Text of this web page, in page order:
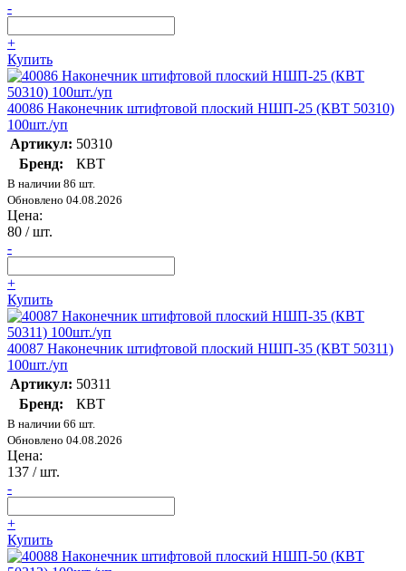
-
+
Купить
40086 Наконечник штифтовой плоский НШП-25 (КВТ 50310)
100шт./уп
Артикул: 50310
Бренд:
КВТ
В наличии 86 шт.
Обновлено 04.08.2026
Цена:
80 / шт.
-
+
Купить
40087 Наконечник штифтовой плоский НШП-35 (КВТ 50311)
100шт./уп
Артикул: 50311
Бренд:
КВТ
В наличии 66 шт.
Обновлено 04.08.2026
Цена:
137 / шт.
-
+
Купить